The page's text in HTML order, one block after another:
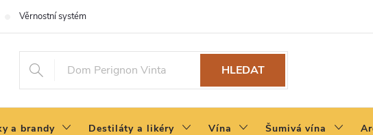
Věrnostní systém
HLEDAT
a brandy Destiláty a likéry Vína Šumivá vína